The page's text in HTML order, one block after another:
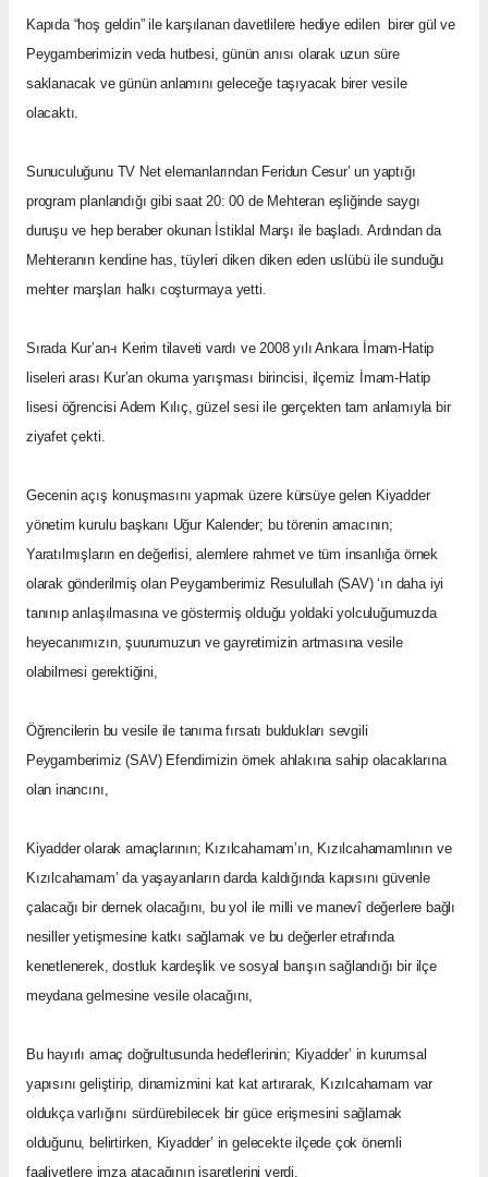
Kapıda “hoş geldin” ile karşılanan davetlilere hediye edilen birer gül ve
Peygamberimizin veda hutbesi, günün anısı olarak uzun süre
saklanacak ve günün anlamını geleceğe taşıyacak birer vesile
olacaktı.
Sunuculuğunu TV Net elemanlarından Feridun Cesur’ un yaptığı
program planlandığı gibi saat 20: 00 de Mehteran eşliğinde saygı
duruşu ve hep beraber okunan İstiklal Marşı ile başladı. Ardından da
Mehteranın kendine has, tüyleri diken diken eden uslübü ile sunduğu
mehter marşları halkı coşturmaya yetti.
Sırada Kur’an-ı Kerim tilaveti vardı ve 2008 yılı Ankara İmam-Hatip
liseleri arası Kur’an okuma yarışması birincisi, ilçemiz İmam-Hatip
lisesi öğrencisi Adem Kılıç, güzel sesi ile gerçekten tam anlamıyla bir
ziyafet çekti.
Gecenin açış konuşmasını yapmak üzere kürsüye gelen Kiyadder
yönetim kurulu başkanı Uğur Kalender; bu törenin amacının;
Yaratılmışların en değerlisi, alemlere rahmet ve tüm insanlığa örnek
olarak gönderilmiş olan Peygamberimiz Resulullah (SAV) ‘ın daha iyi
tanınıp anlaşılmasına ve göstermiş olduğu yoldaki yolculuğumuzda
heyecanımızın, şuurumuzun ve gayretimizin artmasına vesile
olabilmesi gerektiğini,
Öğrencilerin bu vesile ile tanıma fırsatı buldukları sevgili
Peygamberimiz (SAV) Efendimizin örnek ahlakına sahip olacaklarına
olan inancını,
Kiyadder olarak amaçlarının; Kızılcahamam’ın, Kızılcahamamlının ve
Kızılcahamam’ da yaşayanların darda kaldığında kapısını güvenle
çalacağı bir dernek olacağını, bu yol ile milli ve manevî değerlere bağlı
nesiller yetişmesine katkı sağlamak ve bu değerler etrafında
kenetlenerek, dostluk kardeşlik ve sosyal barışın sağlandığı bir ilçe
meydana gelmesine vesile olacağını,
Bu hayırlı amaç doğrultusunda hedeflerinin; Kiyadder’ in kurumsal
yapısını geliştirip, dinamizmini kat kat artırarak, Kızılcahamam var
oldukça varlığını sürdürebilecek bir güce erişmesini sağlamak
olduğunu, belirtirken, Kiyadder’ in gelecekte ilçede çok önemli
faaliyetlere imza atacağının işaretlerini verdi.